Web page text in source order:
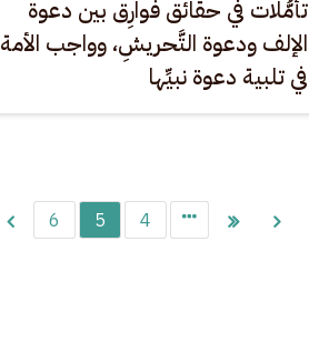
تأمُّلات في حقائق فَوارِق بين دعوة
الإلف ودعوة التَّحريشِ، وواجب الأمة
في تلبية دعوة نبيِّها
4
5
6